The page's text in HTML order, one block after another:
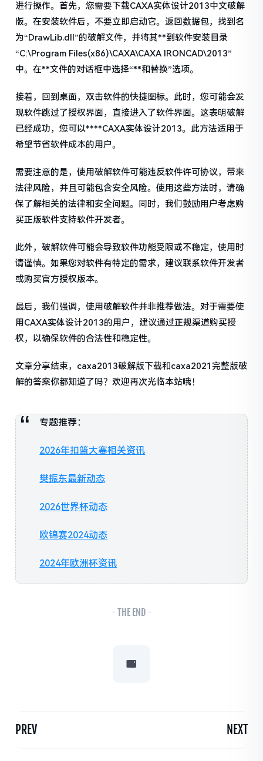
进行操作。首先，您需要下载CAXA实体设计2013中文破解
版。在安装软件后，不要立即启动它。返回数据包，找到名
为“DrawLib.dll”的破解文件，并将其**到软件安装目录
“C:\Program Files(x86)\CAXA\CAXA IRONCAD\2013”
中。在**文件的对话框中选择“**和替换”选项。
接着，回到桌面，双击软件的快捷图标。此时，您可能会发
现软件跳过了授权界面，直接进入了软件界面。这表明破解
已经成功，您可以****CAXA实体设计2013。此方法适用于
希望节省软件成本的用户。
需要注意的是，使用破解软件可能违反软件许可协议，带来
法律风险，并且可能包含安全风险。使用这些方法时，请确
保了解相关的法律和安全问题。同时，我们鼓励用户考虑购
买正版软件支持软件开发者。
此外，破解软件可能会导致软件功能受限或不稳定，使用时
请谨慎。如果您对软件有特定的需求，建议联系软件开发者
或购买官方授权版本。
最后，我们强调，使用破解软件并非推荐做法。对于需要使
用CAXA实体设计2013的用户，建议通过正规渠道购买授
权，以确保软件的合法性和稳定性。
文章分享结束，caxa2013破解版下载和caxa2021完整版破
解的答案你都知道了吗？欢迎再次光临本站哦！
专题推荐：
2026年扣篮大赛相关资讯
樊振东最新动态
2026世界杯动态
欧锦赛2024动态
2024年欧洲杯资讯
- THE END -
PREV NEXT